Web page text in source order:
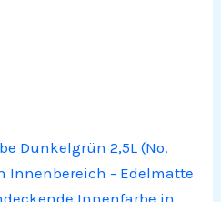
Dunkelgrün 2,5L (No.
Innenbereich - Edelmatte
Innenfarbe in